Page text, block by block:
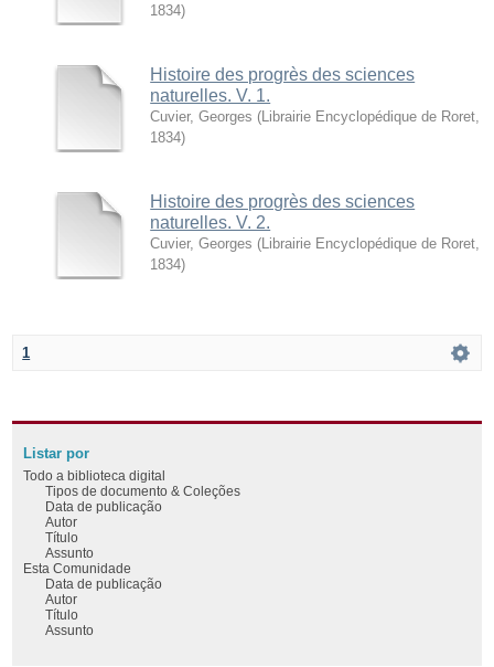
1834)
Histoire des progrès des sciences
naturelles. V. 1.
Cuvier, Georges ( Librairie Encyclopédique de Roret
1834)
Histoire des progrès des sciences
naturelles. V. 2.
Cuvier, Georges ( Librairie Encyclopédique de Roret
1834)
1
Listar por
Todo a biblioteca digital
Tipos de documento & Coleções
Data de publicação
Autor
Título
Assunto
Esta Comunidade
Data de publicação
Autor
Título
Assunto